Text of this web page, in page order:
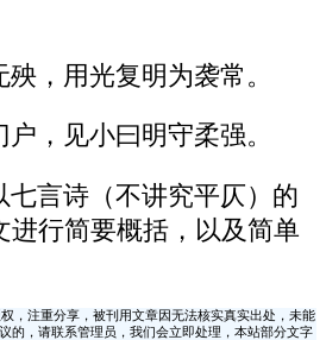
，用光复明为袭常。
，见小曰明守柔强。
七言诗（不讲究平仄）的
进行简要概括，以及简单
，注重分享，被刊用文章因无法核实真实出处，未能
的，请联系管理员，我们会立即处理，本站部分文字